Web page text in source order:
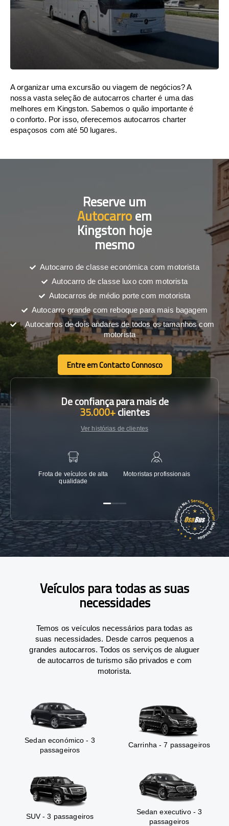
A organizar uma excursão ou viagem de negócios? A
nossa vasta seleção de autocarros charter é uma das
melhores em Kingston. Sabemos o quão importante é
o conforto. Por isso, oferecemos autocarros charter
espaçosos com até 50 lugares.
Reserve um
Autocarroem
Kingston hoje
mesmo
Autocarro de classe económica com motorista
Autocarro de classe luxo com motorista
Autocarros de médio porte com motorista
Autocarro grande com reboque para mais bagagem
Autocarros de dois andares de todos os tamanhos com
motorista
Entre em Contacto Connosco
Entre em Contacto Connosco
De confiança para mais de
35.000+clientes
Ver histórias de clientes
Frota de veículos de alta
qualidade
Motoristas profissionais
Veículos para todas as suas
necessidades
Temos os veículos necessários para todas as
suas necessidades. Desde carros pequenos a
grandes autocarros. Todos os serviços de aluguer
de autocarros de turismo são privados e com
motorista.
Sedan económico - 3
passageiros
Carrinha - 7 passageiros
SUV - 3 passageiros
Sedan executivo - 3
passageiros